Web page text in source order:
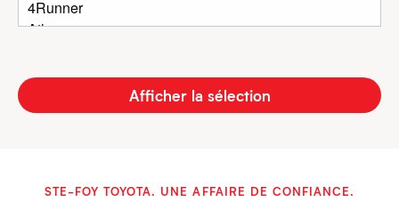
Afficher la sélection
STE-FOY TOYOTA. UNE AFFAIRE DE CONFIANCE.